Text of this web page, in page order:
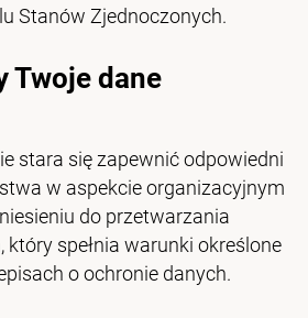
Stanów Zjednoczonych.
Twoje dane
stara się zapewnić odpowiedni
w aspekcie organizacyjnym
do przetwarzania
spełnia warunki określone
o ochronie danych.